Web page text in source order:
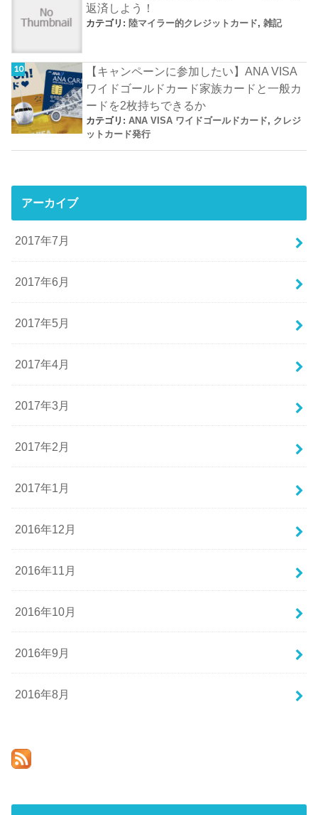
返済しよう！
カテゴリ: 陸マイラー的クレジットカード,雑記
【キャンペーンに参加したい】ANA VISA
ワイドゴールドカード家族カードと一般カ
ードを2枚持ちできるか
カテゴリ:ANA VISA ワイドゴールドカード, クレジ
ットカード発行
アーカイブ
2017年7月
2017年6月
2017年5月
2017年4月
2017年3月
2017年2月
2017年1月
2016年12月
2016年11月
2016年10月
2016年9月
2016年8月